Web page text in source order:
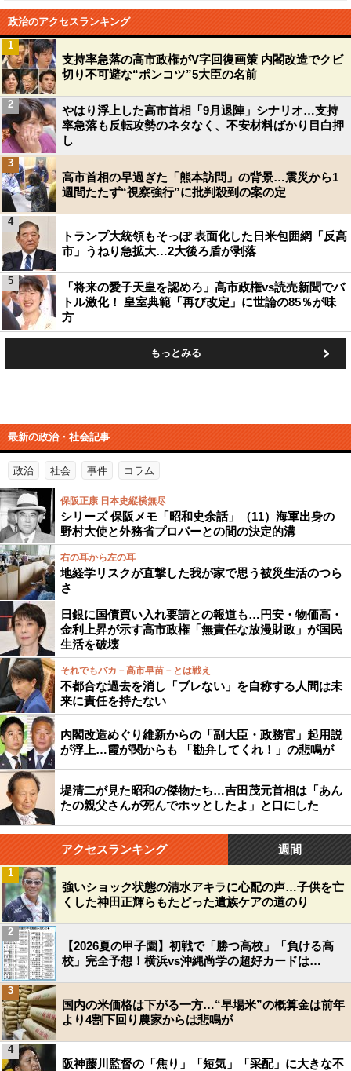
政治のアクセスランキング
支持率急落の高市政権がV字回復画策 内閣改造でクビ
切り不可避な“ポンコツ”5大臣の名前
1
やはり浮上した高市首相「9月退陣」シナリオ…支持
率急落も反転攻勢のネタなく、不安材料ばかり目白押
し
2
高市首相の早過ぎた「熊本訪問」の背景…震災から1
週間たたず“視察強行”に批判殺到の案の定
3
トランプ大統領もそっぽ 表面化した日米包囲網「反高
市」うねり急拡大…2大後ろ盾が剥落
4
「将来の愛子天皇を認めろ」高市政権vs読売新聞でバ
トル激化！ 皇室典範「再び改定」に世論の85％が味
方
5
もっとみる
最新の政治・社会記事
政治 社会 事件 コラム
保阪正康 日本史縦横無尽
シリーズ 保阪メモ「昭和史余話」（11）海軍出身の
野村大使と外務省プロパーとの間の決定的溝
右の耳から左の耳
地経学リスクが直撃した我が家で思う被災生活のつら
さ
日銀に国債買い入れ要請との報道も…円安・物価高・
金利上昇が示す高市政権「無責任な放漫財政」が国民
生活を破壊
それでもバカ－高市早苗－とは戦え
不都合な過去を消し「ブレない」を自称する人間は未
来に責任を持たない
内閣改造めぐり維新からの「副大臣・政務官」起用説
が浮上…霞が関からも 「勘弁してくれ！」の悲鳴が
堤清二が見た昭和の傑物たち…吉田茂元首相は「あん
たの親父さんが死んでホッとしたよ」と口にした
アクセスランキング 週間
強いショック状態の清水アキラに心配の声…子供を亡
くした神田正輝らもたどった遺族ケアの道のり
1
【2026夏の甲子園】初戦で「勝つ高校」「負ける高
校」完全予想！横浜vs沖縄尚学の超好カードは…
2
国内の米価格は下がる一方…“早場米”の概算金は前年
より4割下回り農家からは悲鳴が
3
阪神藤川監督の「焦り」「短気」「采配」に大きな不
4